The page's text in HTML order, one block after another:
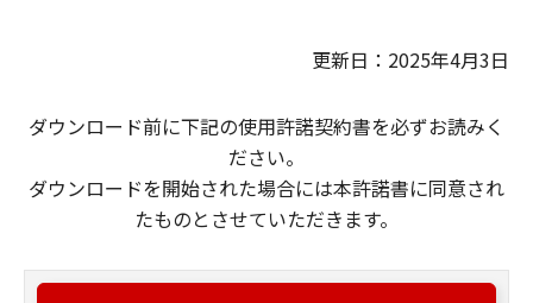
更新日：2025年4月3日
ダウンロード前に下記の使用許諾契約書を必ずお読みく
ださい。
ダウンロードを開始された場合には本許諾書に同意され
たものとさせていただきます。